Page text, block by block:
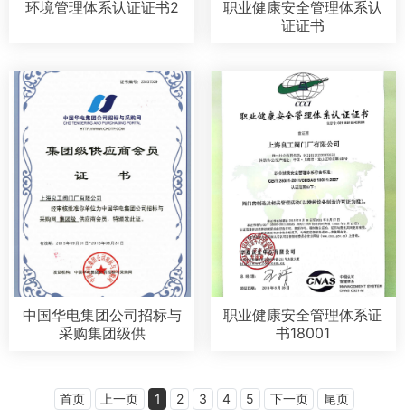
环境管理体系认证证书2
职业健康安全管理体系认
证证书
中国华电集团公司招标与
采购集团级供
职业健康安全管理体系证
书18001
首页 上一页 1 2 3 4 5 下一页 尾页